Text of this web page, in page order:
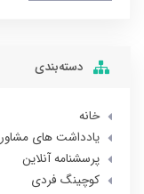
دسته‌بندی
خانه
یادداشت های مشاور
پرسشنامه آنلاین
کوچینگ فردی